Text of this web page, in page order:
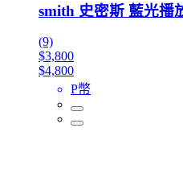
smith 史密斯 藍光播
(9)
$3,800
$4,800
P幣